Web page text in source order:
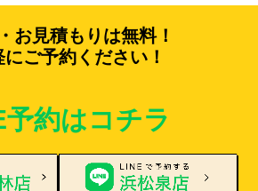
お見積もりは無料！
ご予約ください！
予約はコチラ